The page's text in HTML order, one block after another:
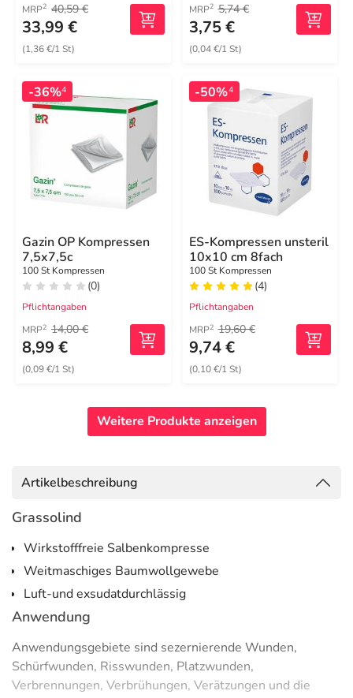
MRP2 40,59 €
33,99 €
(1,36 €/1 St)
MRP2 5,74 €
3,75 €
(0,04 €/1 St)
-36%4
Gazin OP Kompressen
7,5x7,5c
100 St Kompressen
(0)
Pflichtangaben
MRP2 14,00 €
8,99 €
(0,09 €/1 St)
-50%4
ES-Kompressen unsteril
10x10 cm 8fach
100 St Kompressen
(4)
Pflichtangaben
MRP2 19,60 €
9,74 €
(0,10 €/1 St)
Weitere Produkte anzeigen
Artikelbeschreibung
Grassolind
Wirkstofffreie Salbenkompresse
Weitmaschiges Baumwollgewebe
Luft-und exsudatdurchlässig
Anwendung
Anwendungsgebiete sind sezernierende Wunden,
Schürfwunden, Risswunden, Platzwunden,
Verbrennungen, Verbrühungen, Verätzungen und die